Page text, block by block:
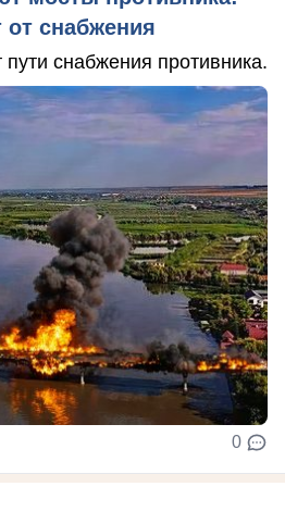
снабжения
снабжения противника.
0